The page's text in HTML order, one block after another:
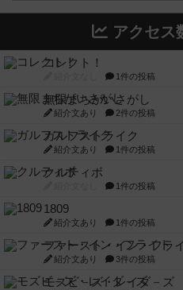
アクセス
コレクト！
1件の投稿
無限まちがいさがし
紹介文あり 2件の投稿
ガルフストライク
紹介文あり 1件の投稿
クルティボ
1件の投稿
1809
紹介文あり 1件の投稿
ファースト・イン・フラ
紹介文あり 3件の投稿
モズビ－ズ・レイダ－ズ